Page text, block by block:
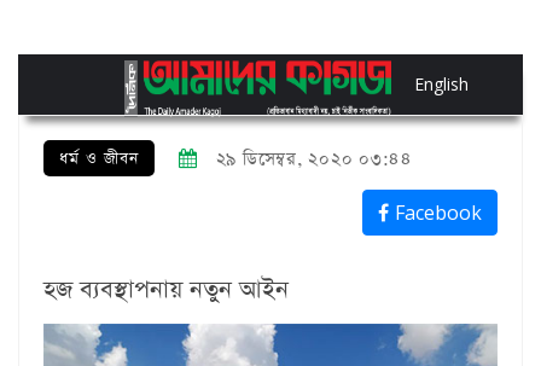
English
ধর্ম ও জীবন ২৯ ডিসেম্বর, ২০২০ ০৩:৪৪
Facebook
হজ ব্যবস্থাপনায় নতুন আইন